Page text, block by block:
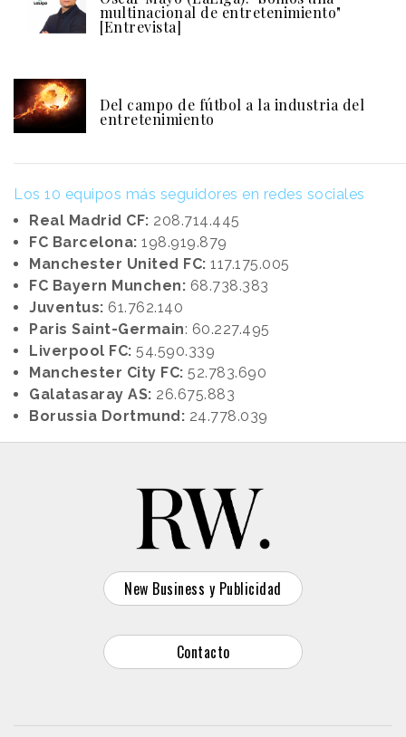
multinacional de entretenimiento"
[Entrevista]
Del campo de fútbol a la industria del
entretenimiento
Los 10 equipos más seguidores en redes sociales
Real Madrid CF: 208.714.445
FC Barcelona: 198.919.879
Manchester United FC: 117.175.005
FC Bayern Munchen: 68.738.383
Juventus: 61.762.140
Paris Saint-Germain: 60.227.495
Liverpool FC: 54.590.339
Manchester City FC: 52.783.690
Galatasaray AS: 26.675.883
Borussia Dortmund: 24.778.039
New Business y Publicidad
Contacto